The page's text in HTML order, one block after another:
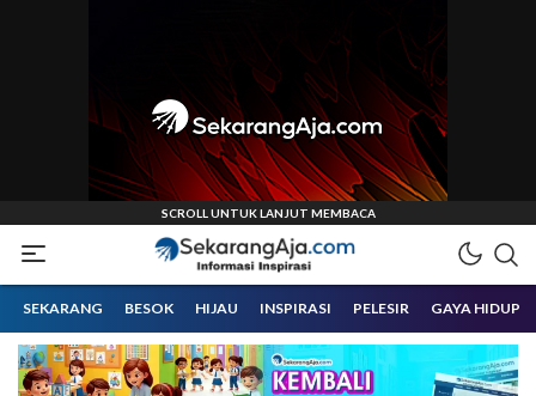
Sekarangaja
Informasi Inspirasi Malang Raya
SEKARANG BESOK HIJAU INSPIRASI PELESIR GAYA HIDUP